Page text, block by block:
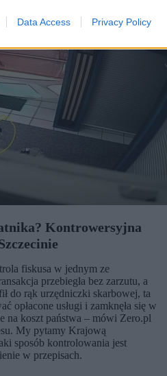
Data Access Privacy Policy
Kontrowersyjna
fiskusa w jednym ze
przebiegła bez zarzutu, a
do rąk urzędniczki skarbowej, ta
opłacone usługi i zamknęła się w
na koszt państwa – mówi Zero.pl
My pytamy Krajową
sposób kontrolowania jest
w przepisach.